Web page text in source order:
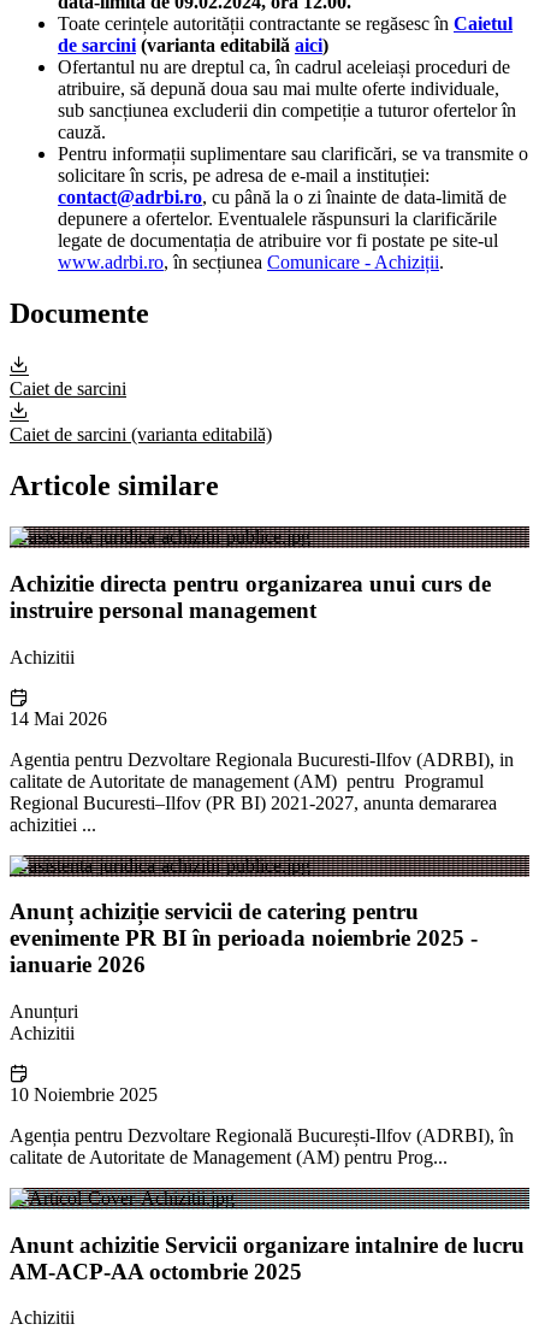
Toate cerințele autorității contractante se regăsesc în Caietul
de sarcini(varianta editabilă aici)
Ofertantul nu are dreptul ca, în cadrul aceleiași proceduri de
atribuire, să depună doua sau mai multe oferte individuale,
sub sancțiunea excluderii din competiție a tuturor ofertelor în
cauză.
Pentru informații suplimentare sau clarificări, se va transmite o
solicitare în scris, pe adresa de e-mail a instituției:
contact@adrbi.ro, cu până la o zi înainte de data-limită de
depunere a ofertelor. Eventualele răspunsuri la clarificările
legate de documentația de atribuire vor fi postate pe site-ul
www.adrbi.ro, în secțiunea Comunicare - Achiziții.
Documente
Caiet de sarcini
Caiet de sarcini (varianta editabilă)
Articole similare
Achizitie directa pentru organizarea unui curs de
instruire personal management
Achizitii
14 Mai 2026
Agentia pentru Dezvoltare Regionala Bucuresti-Ilfov (ADRBI), in
calitate de Autoritate de management (AM) pentru Programul
Regional Bucuresti–Ilfov (PR BI) 2021-2027, anunta demararea
achizitiei ...
Anunț achiziție servicii de catering pentru
evenimente PR BI în perioada noiembrie 2025 -
ianuarie 2026
Anunțuri
Achizitii
10 Noiembrie 2025
Agenția pentru Dezvoltare Regională București-Ilfov (ADRBI), în
calitate de Autoritate de Management (AM) pentru Prog...
Anunt achizitie Servicii organizare intalnire de lucru
AM-ACP-AA octombrie 2025
Achizitii